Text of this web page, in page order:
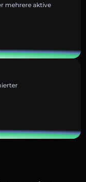
mehrere aktive